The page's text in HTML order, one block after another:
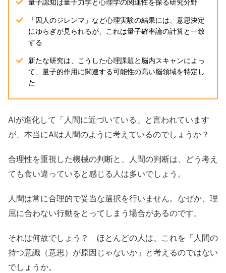
「囚人のジレンマ」など心理実験の結果には、意思決定
にゆらぎが見られるが、これは量子確率論の計算と一致
する
新たな研究は、こうした心理課題と脳内スキャンによっ
て、量子的作用に関連する可能性の高い脳領域を特定し
た
AIが進化して「人間に近づいている」と言われています
が、本当にAIは人間のように考えているのでしょうか？
合理性を重視した機械の判断と、人間の判断は、どう考え
ても食い違っていると感じる人は多いでしょう。
人間は常に合理的で妥当な選択を行いません。なぜか、理
屈に合わない行動をとってしまう場合があるのです。
それは何故でしょう？ ほとんどの人は、これを「人間の
持つ意識（意思）が原因じゃないか」と考えるのではない
でしょうか。